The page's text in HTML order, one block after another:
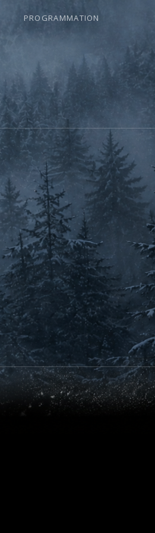
PROGRAMMATION